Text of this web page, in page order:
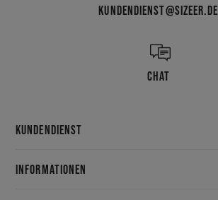
KUNDENDIENST@SIZEER.DE
CHAT
KUNDENDIENST
INFORMATIONEN